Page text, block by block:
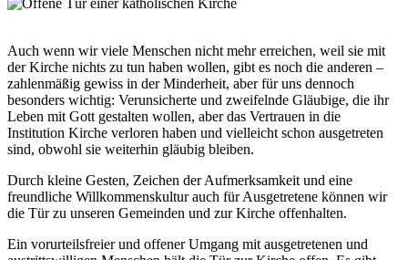
Auch wenn wir viele Menschen nicht mehr erreichen, weil sie mit
der Kirche nichts zu tun haben wollen, gibt es noch die anderen –
zahlenmäßig gewiss in der Minder­heit, aber für uns dennoch
besonders wichtig: Verunsicherte und zweifelnde Gläubige, die ihr
Leben mit Gott gestalten wollen, aber das Vertrauen in die
Institution Kirche verloren haben und vielleicht schon ausgetreten
sind, obwohl sie weiterhin gläubig bleiben.
Durch kleine Gesten, Zeichen der Aufmerksamkeit und eine
freundliche Willkommenskultur auch für Ausgetretene können wir
die Tür zu unseren Gemeinden und zur Kirche offenhalten.
Ein vorurteilsfreier und offener Umgang mit ausgetretenen und